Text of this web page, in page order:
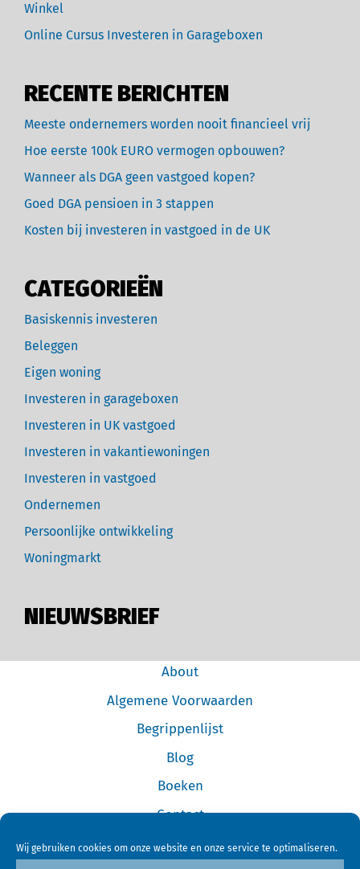
Wij gebruiken cookies om onze website en onze service te optimaliseren.
Winkel
Online Cursus Investeren in Garageboxen
RECENTE BERICHTEN
Meeste ondernemers worden nooit financieel vrij
Hoe eerste 100k EURO vermogen opbouwen?
Wanneer als DGA geen vastgoed kopen?
Goed DGA pensioen in 3 stappen
Kosten bij investeren in vastgoed in de UK
CATEGORIEËN
Basiskennis investeren
Beleggen
Eigen woning
Investeren in garageboxen
Investeren in UK vastgoed
Investeren in vakantiewoningen
Investeren in vastgoed
Ondernemen
Persoonlijke ontwikkeling
Woningmarkt
NIEUWSBRIEF
About
Algemene Voorwaarden
Begrippenlijst
Blog
Boeken
Contact
Cookiebeleid (EU)